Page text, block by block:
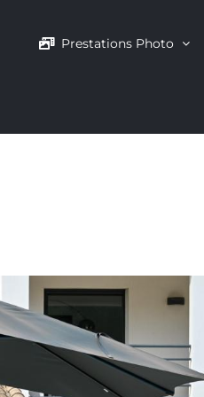
Prestations Photo